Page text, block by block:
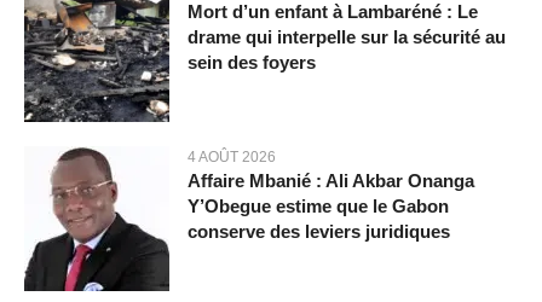
Mort d’un enfant à Lambaréné : Le
drame qui interpelle sur la sécurité au
sein des foyers
4 AOÛT 2026
Affaire Mbanié : Ali Akbar Onanga
Y’Obegue estime que le Gabon
conserve des leviers juridiques